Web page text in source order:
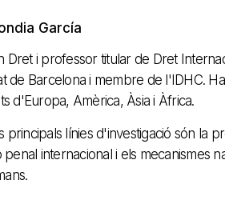
García
Dret i professor titular de Dret
de Barcelona i membre de l'IDHC.
d'Europa, Amèrica, Àsia i Àfrica.
principals línies d'investigació són la
penal internacional i els mecanismes